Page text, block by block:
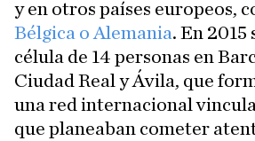
y en otros países europeos,
Bélgica o Alemania. En 2015
célula de 14 personas en
Ciudad Real y Ávila, que
una red internacional
que planeaban cometer